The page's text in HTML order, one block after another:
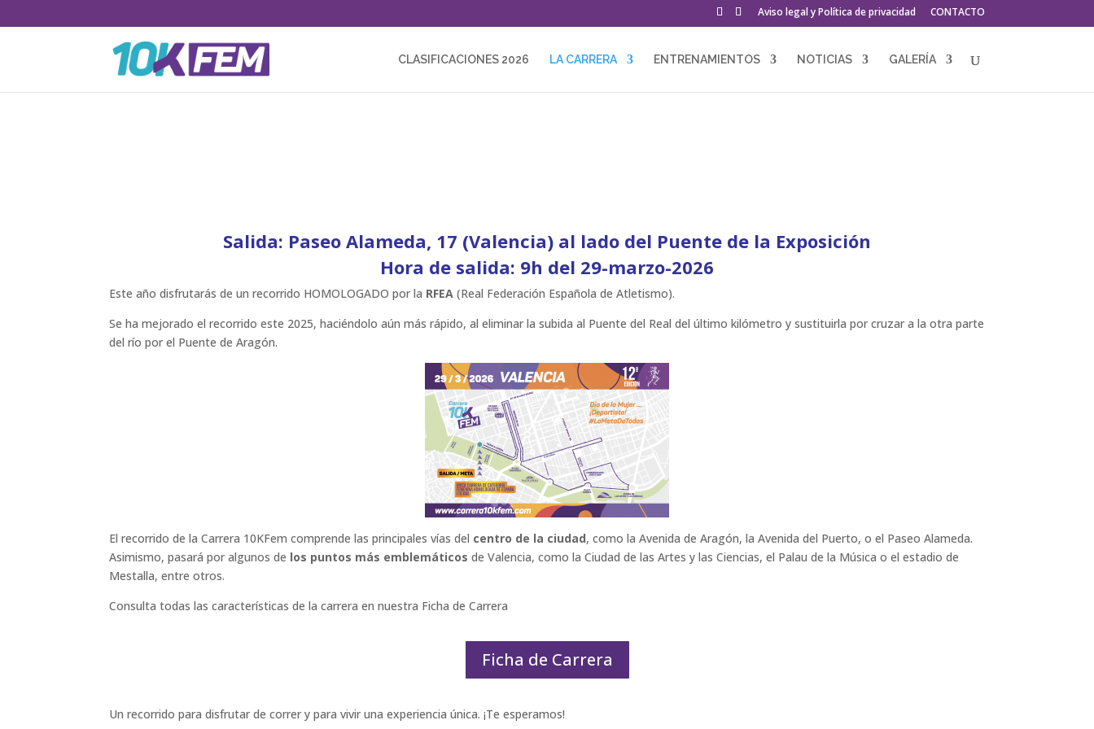
Aviso legal y Política de privacidad CONTACTO
CLASIFICACIONES 2026 LA CARRERA ENTRENAMIENTOS NOTICIAS GALERÍA
Salida: Paseo Alameda, 17 (Valencia) al lado del Puente de la Exposición
Hora de salida: 9h del 29-marzo-2026
Este año disfrutarás de un recorrido HOMOLOGADO por la RFEA (Real Federación Española de Atletismo).
Se ha mejorado el recorrido este 2025, haciéndolo aún más rápido, al eliminar la subida al Puente del Real del último kilómetro y sustituirla por cruzar a la otra parte
del río por el Puente de Aragón.
El recorrido de la Carrera 10KFem comprende las principales vías del centro de la ciudad, como la Avenida de Aragón, la Avenida del Puerto, o el Paseo Alameda.
Asimismo, pasará por algunos de los puntos más emblemáticosde Valencia, como la Ciudad de las Artes y las Ciencias, el Palau de la Música o el estadio de
Mestalla, entre otros.
Consulta todas las características de la carrera en nuestra Ficha de Carrera
Ficha de Carrera
Un recorrido para disfrutar de correr y para vivir una experiencia única. ¡Te esperamos!